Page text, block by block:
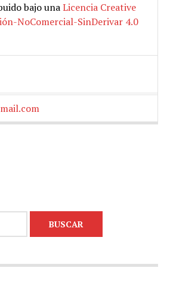
bajo unaLicencia Creative
NoComercial-SinDerivar 4.0